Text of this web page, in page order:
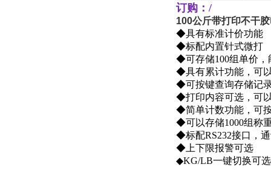
订购：/
100公斤带打印不干
◆具有标准计价功能
◆标配内置针式微打
◆可存储100组单价，
◆具有累计功能，可
◆可按键查询存储记
◆打印内容可选，可
◆简单计数功能，可
◆可以存储1000组称
◆标配RS232接口，
◆上下限报警可选
◆KG/LB一键切换可选